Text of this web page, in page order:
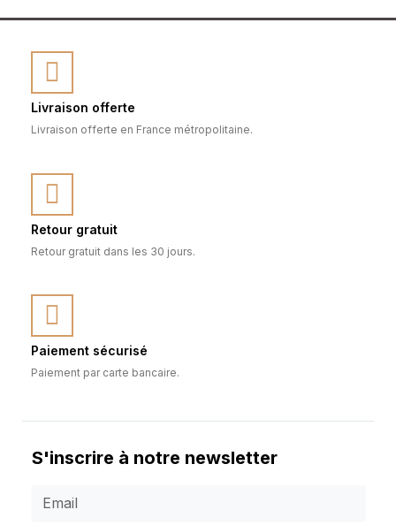
Livraison offerte
Livraison offerte en France métropolitaine.
Retour gratuit
Retour gratuit dans les 30 jours.
Paiement sécurisé
Paiement par carte bancaire.
S'inscrire à notre newsletter